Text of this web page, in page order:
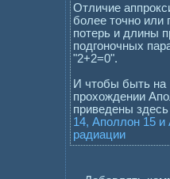
Отличие
более точно или
потерь и длины
подгоночных
"2+2=0".
И чтобы быть на
прохождении
приведены
14, Аполлон 15
радиации